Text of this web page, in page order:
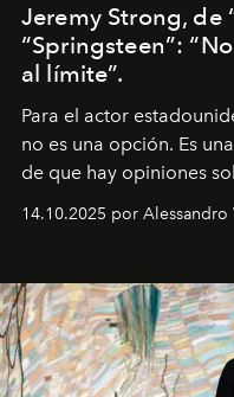
Jeremy Strong, de
“Springsteen”:
al límite”.
Para el actor
no es una opción. Es
de que hay opiniones
pérdida de tiempo",
14.10.2025 por Alessandro